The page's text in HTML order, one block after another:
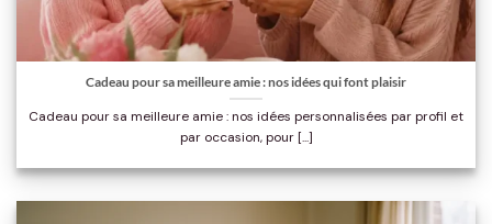
Cadeau pour sa meilleure amie : nos idées qui font plaisir
Cadeau pour sa meilleure amie : nos idées personnalisées par profil et
par occasion, pour [...]